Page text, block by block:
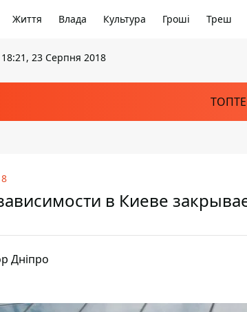
Життя Влада Культура Гроші Треш
18:21, 23 Серпня 2018
в Киеве
Дніпро